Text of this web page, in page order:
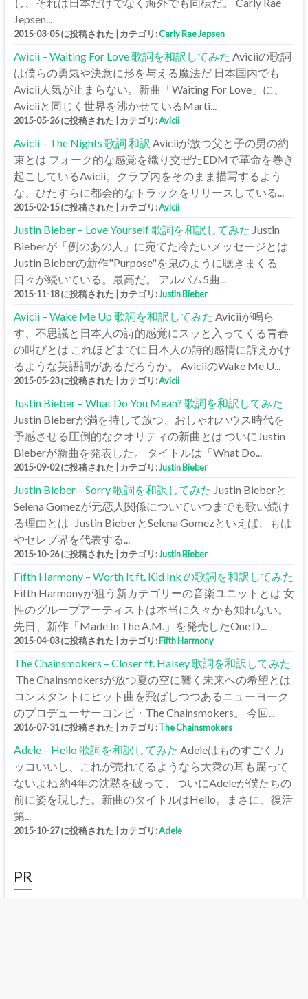
Jepsen...
2015-03-05 に投稿された カテゴリ:Carly Rae Jepsen
Avicii – Waiting For Love 歌詞を和訳してみた Aviciiの歌詞
は僕らの勇気や決意に形を与える魔法だ 日本国内でも
Avicii人気が止まらない。新曲「Waiting For Love」に、
Aviciiと同じく世界を沸かせているMarti...
2015-05-26 に投稿された カテゴリ:Avicii
Avicii – The Nights 歌詞 和訳 Aviciiが放つ父と子の男の約
束とは フォーク的な感覚を織り交ぜたEDMで革命を巻き
起こしているAvicii。クラブ内をそのまま描写するよう
な、ひたすらに都会的なトラックをリリースしている...
2015-02-15 に投稿された カテゴリ:Avicii
Justin Bieber – Love Yourself 歌詞を和訳してみた Justin
Bieberが「例のあの人」に宛てた冷たいメッセージとは
Justin Bieberの新作"Purpose"を鬼のように聴きまくる
日々が続いている。最高だ。 アルバム5曲...
2015-11-18 に投稿された カテゴリ:Justin Bieber
Avicii – Wake Me Up 歌詞を和訳してみた Aviciiが鳴ら
す、不思議と日本人の詩的感覚にスッと入ってくる青春
の叫びとは これほどまでに日本人の詩的感情に訴えかけ
るような英語詞があるだろうか。 AviciiのWake Me U...
2015-05-23 に投稿された カテゴリ:Avicii
Justin Bieber – What Do You Mean? 歌詞を和訳してみた
Justin Bieberが満を持して放つ、おしゃれハウス時代を
予感させる圧倒的なクオリティの新曲とは ついにJustin
Bieberが新曲を発表した。 タイトルは「What Do...
2015-09-02 に投稿された カテゴリ:Justin Bieber
Justin Bieber – Sorry 歌詞を和訳してみた Justin Bieberと
Selena Gomezが元恋人関係についていつまでも歌い続け
る理由とは Justin BieberとSelena Gomezといえば、もは
やセレブ界を代表する...
2015-10-26 に投稿された カテゴリ:Justin Bieber
Fifth Harmony – Worth It ft. Kid Ink の歌詞を和訳してみた
Fifth Harmonyが狙う新カテゴリーの音楽ユニットとは 女
性のグループアーティストは本当に久々かも知れない。
先日、新作「Made In The A.M.」を発売したOne D...
2015-04-03 に投稿された カテゴリ:Fifth Harmony
The Chainsmokers – Closer ft. Halsey 歌詞を和訳してみた
The Chainsmokersが放つ夏の空に響く未来への希望とは
コンスタントにヒット曲を飛ばしつつあるニューヨーク
のプロデューサーコンビ・The Chainsmokers。 今回...
2016-07-31 に投稿された カテゴリ:The Chainsmokers
Adele – Hello 歌詞を和訳してみた Adeleはものすごくカ
ッコいいし、これが売れてるようなら大衆の耳も腐って
ないよね 約4年の沈黙を破って、ついにAdeleが僕たちの
前に姿を現した。新曲のタイトルはHello。まさに、復活
第...
2015-10-27 に投稿された カテゴリ:Adele
PR